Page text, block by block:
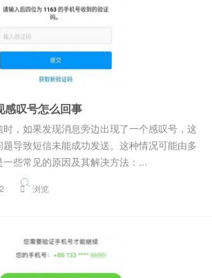
感叹号怎么回事
，如果发现消息旁边出现了一个感叹号，这
导致短信未能成功发送。这种情况可能由多
些常见的原因及其解决方法：...
浏览